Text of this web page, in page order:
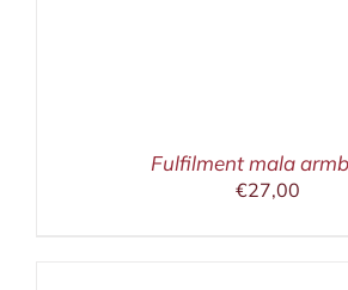
Fulfilment mala
€27,00